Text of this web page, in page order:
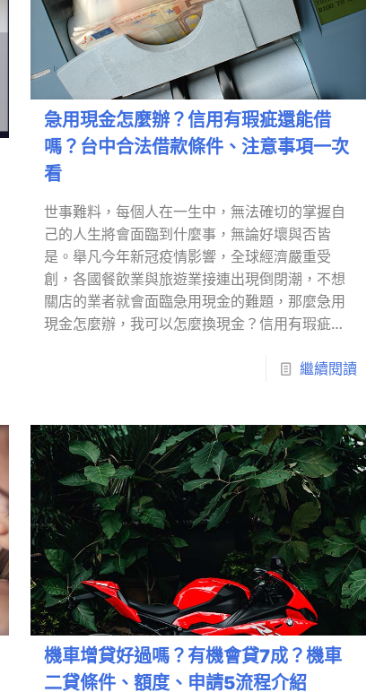
急用現金怎麼辦？信用有瑕疵還能借
嗎？台中合法借款條件、注意事項一次
看
世事難料，每個人在一生中，無法確切的掌握自
己的人生將會面臨到什麼事，無論好壞與否皆
是。舉凡今年新冠疫情影響，全球經濟嚴重受
創，各國餐飲業與旅遊業接連出現倒閉潮，不想
關店的業者就會面臨急用現金的難題，那麼急用
現金怎麼辦，我可以怎麼換現金？信用有瑕疵的
繼續閱讀
機車增貸好過嗎？有機會貸7成？機車
二貸條件、額度、申請5流程介紹